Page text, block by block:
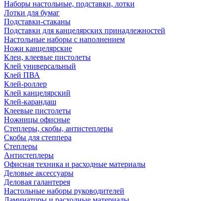
Наборы настольные, подставки, лотки
Лотки для бумаг
Подставки-стаканы
Подставки для канцелярских принадлежностей
Настольные наборы с наполнением
Ножи канцелярские
Клеи, клеевые пистолеты
Клей универсальный
Клей ПВА
Клей-роллер
Клей канцелярский
Клей-карандаш
Клеевые пистолеты
Ножницы офисные
Степлеры, скобы, антистеплеры
Скобы для степпера
Степлеры
Антистеплеры
Офисная техника и расходные материалы
Деловые аксессуары
Деловая галантерея
Настольные наборы руководителей